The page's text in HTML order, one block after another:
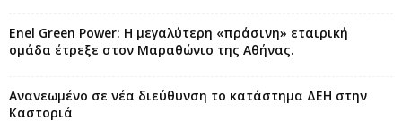
Enel Green Power: Η μεγαλύτερη «πράσινη» εταιρική
ομάδα έτρεξε στον Μαραθώνιο της Αθήνας.
Ανανεωμένο σε νέα διεύθυνση το κατάστημα ΔΕΗ στην
Καστοριά